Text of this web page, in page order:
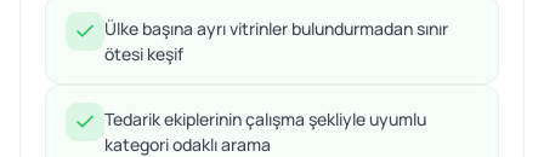
Ülke başına ayrı vitrinler bulundurmadan sınır
ötesi keşif
Tedarik ekiplerinin çalışma şekliyle uyumlu
kategori odaklı arama